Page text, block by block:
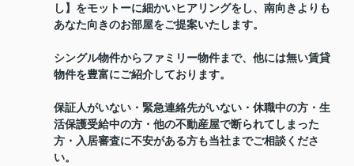
し】をモットーに細かいヒアリングをし、南向きよりも
あなた向きのお部屋をご提案いたします。
シングル物件からファミリー物件まで、他には無い賃貸
物件を豊富にご紹介しております。
保証人がいない・緊急連絡先がいない・休職中の方・生
活保護受給中の方・他の不動産屋で断られてしまった
方・入居審査に不安がある方も当社までご相談くださ
い。